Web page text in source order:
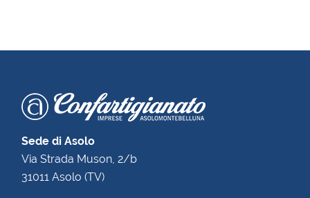
Sede di Asolo
Via Strada Muson, 2/b
31011 Asolo (TV)